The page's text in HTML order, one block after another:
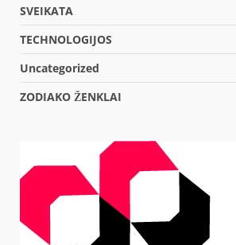
SVEIKATA
TECHNOLOGIJOS
Uncategorized
ZODIAKO ŽENKLAI